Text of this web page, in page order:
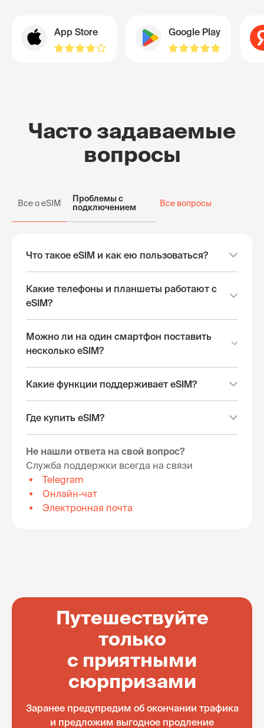
App Store Google Play
Часто задаваемые
вопросы
Все о eSIM
Проблемы с
подключением
Все вопросы
Что такое eSIM и как ею пользоваться?
Какие телефоны и планшеты работают с
eSIM?
Можно ли на один смартфон поставить
несколько eSIM?
Какие функции поддерживает eSIM?
Где купить eSIM?
Не нашли ответа на свой вопрос?
Служба поддержки всегда на связи
Telegram
Онлайн-чат
Электронная почта
Путешествуйте
только
с приятными
сюрпризами
Заранее предупредим об окончании трафика
и предложим выгодное продление